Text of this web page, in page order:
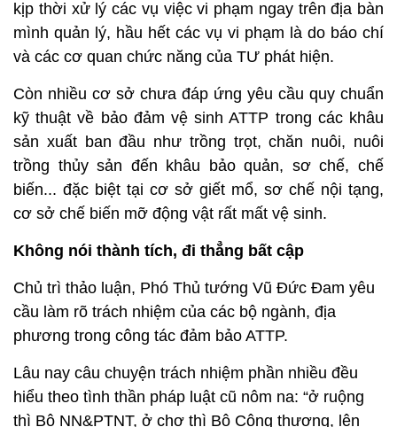
kịp thời xử lý các vụ việc vi phạm ngay trên địa bàn
mình quản lý, hầu hết các vụ vi phạm là do báo chí
và các cơ quan chức năng của TƯ phát hiện.
Còn nhiều cơ sở chưa đáp ứng yêu cầu quy chuẩn
kỹ thuật về bảo đảm vệ sinh ATTP trong các khâu
sản xuất ban đầu như trồng trọt, chăn nuôi, nuôi
trồng thủy sản đến khâu bảo quản, sơ chế, chế
biến... đặc biệt tại cơ sở giết mổ, sơ chế nội tạng,
cơ sở chế biến mỡ động vật rất mất vệ sinh.
Không nói thành tích, đi thẳng bất cập
Chủ trì thảo luận, Phó Thủ tướng Vũ Đức Đam yêu
cầu làm rõ trách nhiệm của các bộ ngành, địa
phương trong công tác đảm bảo ATTP.
Lâu nay câu chuyện trách nhiệm phần nhiều đều
hiểu theo tình thần pháp luật cũ nôm na: “ở ruộng
thì Bộ NN&PTNT, ở chợ thì Bộ Công thương, lên